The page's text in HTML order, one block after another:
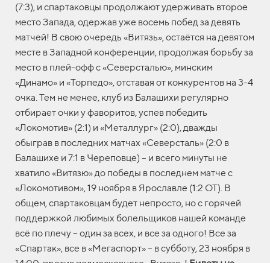
(7:3), и спартаковцы продолжают удерживать второе
место Запада, одержав уже восемь побед за девять
матчей! В свою очередь «Витязь», остаётся на девятом
месте в Западной конференции, продолжая борьбу за
место в плей-офф с «Северсталью», минским
«Динамо» и «Торпедо», отставая от конкурентов на 3-4
очка. Тем не менее, клуб из Балашихи регулярно
отбирает очки у фаворитов, успев победить
«Локомотив» (2:1) и «Металлург» (2:0), дважды
обыграв в последних матчах «Северсталь» (2:0 в
Балашихе и 7:1 в Череповце) – и всего минуты не
хватило «Витязю» до победы в последнем матче с
«Локомотивом», 19 ноября в Ярославле (1:2 ОТ). В
общем, спартаковцам будет непросто, но с горячей
поддержкой любимых болельщиков нашей команде
всё по плечу – один за всех, и все за одного! Все за
«Спартак», все в «Мегаспорт» – в субботу, 23 ноября в